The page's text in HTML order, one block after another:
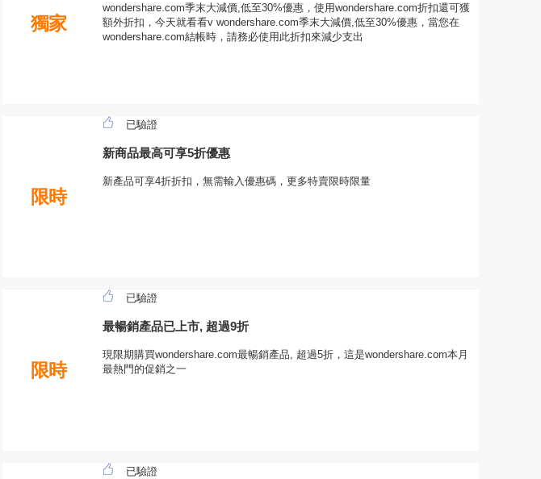
獨家
wondershare.com季末大減價,低至30%優惠，使用wondershare.com折扣還可獲
額外折扣，今天就看看v wondershare.com季末大減價,低至30%優惠，當您在
wondershare.com結帳時，請務必使用此折扣來減少支出
限時
已驗證
新商品最高可享5折優惠
新產品可享4折折扣，無需輸入優惠碼，更多特賣限時限量
限時
已驗證
最暢銷產品已上市, 超過9折
現限期購買wondershare.com最暢銷產品, 超過5折，這是wondershare.com本月
最熱門的促銷之一
已驗證